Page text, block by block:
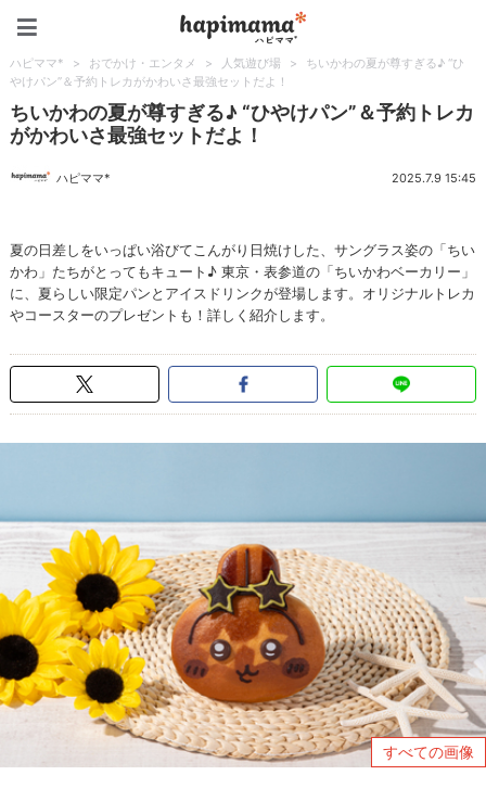
ハピママ* > おでかけ・エンタメ > 人気遊び場 >
ちいかわの夏が尊すぎる♪ “ひ
やけパン”＆予約トレカがかわいさ最強セットだよ！
ちいかわの夏が尊すぎる♪ “ひやけパン”＆予約トレカ
がかわいさ最強セットだよ！
ハピママ* 2025.7.9 15:45
夏の日差しをいっぱい浴びてこんがり日焼けした、サングラス姿の「ちい
かわ」たちがとってもキュート♪ 東京・表参道の「ちいかわベーカリー」
に、夏らしい限定パンとアイスドリンクが登場します。オリジナルトレカ
やコースターのプレゼントも！詳しく紹介します。
すべての画像